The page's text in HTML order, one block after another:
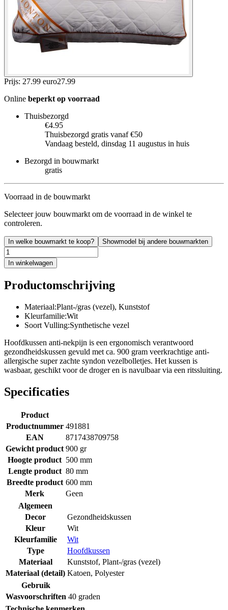
Prijs: 27.99 euro27.99
Online beperkt op voorraad
Thuisbezorgd
€4.95
Thuisbezorgd gratis vanaf €50
Vandaag besteld, dinsdag 11 augustus in huis
Bezorgd in bouwmarkt
gratis
Voorraad in de bouwmarkt
Selecteer jouw bouwmarkt om de voorraad in de winkel te
controleren.
In welke bouwmarkt te koop? Showmodel bij andere bouwmarkten
In winkelwagen
Productomschrijving
Materiaal:Plant-/gras (vezel), Kunststof
Kleurfamilie:Wit
Soort Vulling:Synthetische vezel
Hoofdkussen anti-nekpijn is een ergonomisch verantwoord
gezondheidskussen gevuld met ca. 900 gram veerkrachtige anti-
allergische super zachte syndon vezelbolletjes. Het kussen is
wasbaar, geschikt voor de droger en is navulbaar via een ritssluiting.
Specificaties
Product
Productnummer 491881
EAN
8717438709758
Gewicht product 900 gr
Hoogte product 500 mm
Lengte product 80 mm
Breedte product 600 mm
Merk
Geen
Algemeen
Decor
Gezondheidskussen
Kleur
Wit
Kleurfamilie
Wit
Type
Hoofdkussen
Materiaal
Kunststof, Plant-/gras (vezel)
Materiaal (detail) Katoen, Polyester
Gebruik
Wasvoorschriften 40 graden